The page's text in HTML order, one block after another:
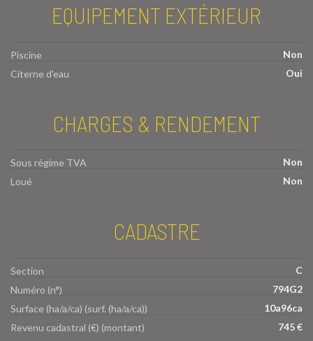
EQUIPEMENT EXTÉRIEUR
Piscine
Non
Citerne d'eau
Oui
CHARGES & RENDEMENT
Sous régime TVA
Non
Loué
Non
CADASTRE
Section
C
Numéro (n°)
794G2
Surface (ha/a/ca) (surf. (ha/a/ca))
10a96ca
Revenu cadastral (€) (montant)
745 €